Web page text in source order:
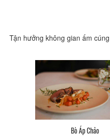
Tận hưởng không gian ấm
Bò Áp Chảo